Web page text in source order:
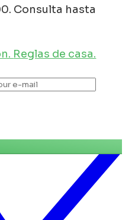
Consulta hasta
Reglas de casa.